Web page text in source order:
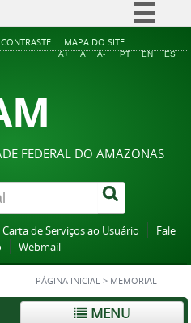
Simplifique!
Acesso à informação
MAPA DO SITE
A+ A A- PT EN ES
FEDERAL DO AMAZONAS
Carta de Serviços ao Usuário
Fale
Webmail
PÁGINA INICIAL > MEMORIAL
MENU